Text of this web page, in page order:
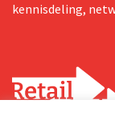
kennisdeling,